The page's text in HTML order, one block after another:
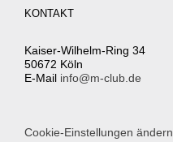
KONTAKT
Kaiser-Wilhelm-Ring 34
50672 Köln
E-Mail info@m-club.de
Cookie-Einstellungen ändern